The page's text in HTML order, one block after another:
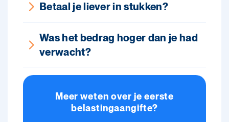
Betaal je liever in stukken?
Was het bedrag hoger dan je had
verwacht?
Meer weten over je eerste
belastingaangifte?